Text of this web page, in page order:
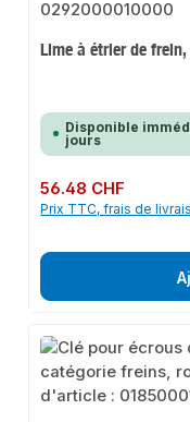
Lime à étrier de frein,
Disponible
jours
Prix régulier :
56.48 CHF
Prix TTC, frais de